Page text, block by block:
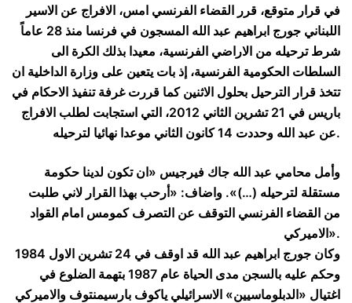
في قرار متوقع، قرر القضاء الفرنسي امس، الافراج عن الاسير
اللبناني جورج ابراهيم عبد الله المسجون في فرنسا منذ 28 عاماً
شرط ترحيله من الاراضي الفرنسية، معيدا بذلك الكرة الى
السلطات الحكومية الفرنسية، إذ بات يتعين على وزارة الداخلية ان
تتخذ قرار الترحيل بحلول الاثنين كما قررت غرفة تنفيذ الاحكام في
باريس في 21 تشرين الثاني 2012، التي استجابت لطلب الافراج
عن عبد الله وحددت 14 كانون الثاني موعدا نهائيا لترحيله.
وأمل محامي عبد الله جاك فيرجيس «ان تكون لدينا حكومة
مستقلة لترحيله (…)». واضاف: «أرحب بهذا القرار لاني طلبت
من القضاء الفرنسي التوقف عن التصرف كمومس امام القواد
الاميركي».
وكان جورج ابراهيم عبد الله قد اوقف في 24 تشرين الاول 1984
وحكم عليه بالسجن مدى الحياة عام 1987 بتهمة الضلوع في
اغتيال «الدبلوماسيين» الاسرائيلي ياكوف بارسيمنتوف والاميركي